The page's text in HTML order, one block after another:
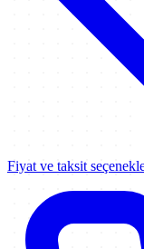
Fiyat ve taksit